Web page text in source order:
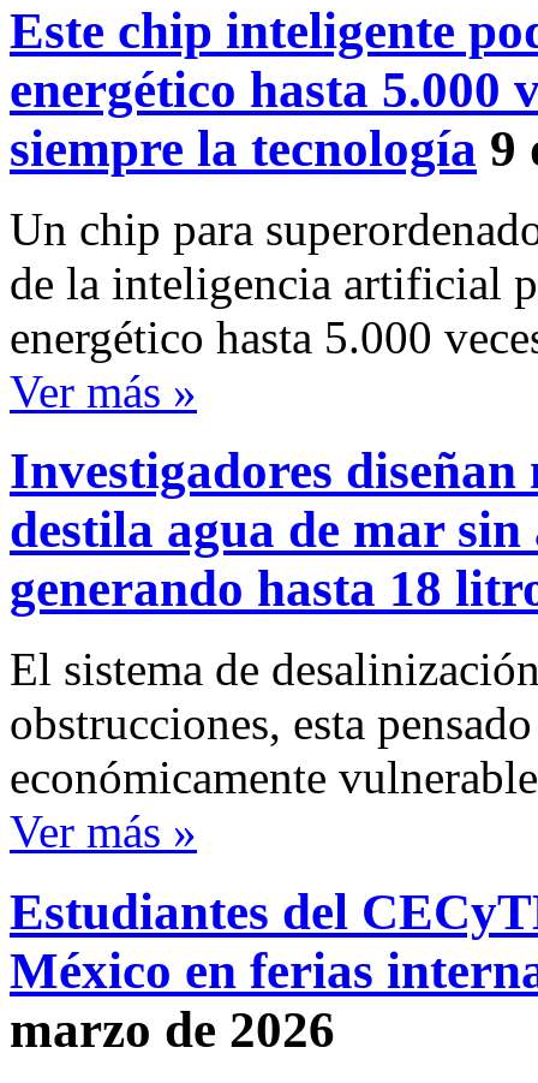
Este chip inteligente
energético hasta 5.000
siempre la tecnología 9
Un chip para
de la inteligencia artificial
energético hasta 5.000
Ver más »
Investigadores
destila agua de mar
generando hasta 18
El sistema de
obstrucciones, esta
económicamente
Ver más »
Estudiantes del
México en ferias
marzo de 2026